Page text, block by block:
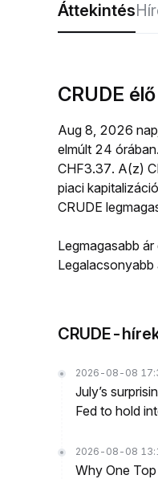
Áttekintés
CRUDE
Aug 8, 2026
elmúlt 24
CHF3.37. A(z)
piaci
CRUDE
Legmagasabb ár
Legalacsonyabb
CRUDE-
2026-08-08
July’s
Fed to hold
2026-08-08
Why One